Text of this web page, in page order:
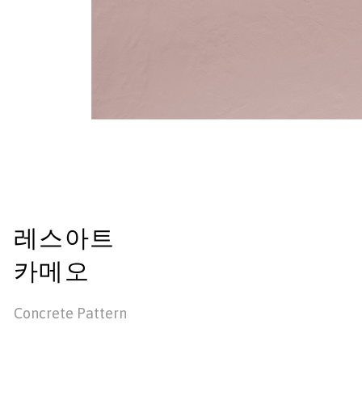
레스아트
카메오
Concrete Pattern